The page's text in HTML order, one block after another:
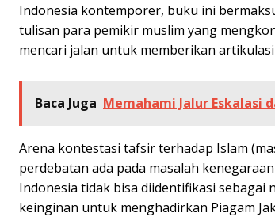
Indonesia kontemporer, buku ini
tulisan para pemikir muslim yang
mencari jalan untuk memberikan
Baca Juga Memahami Jalur Eskalasi
Arena kontestasi tafsir terhadap Islam
perdebatan ada pada masalah
Indonesia tidak bisa diidentifikasi sebagai
keinginan untuk menghadirkan Piagam